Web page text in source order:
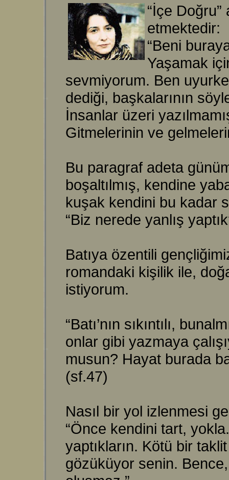
“İçe
etmektedir:
“Beni
Yaşamak
sevmiyorum. Ben
dediği, başkalarının
İnsanlar üzeri
Gitmelerinin ve
Bu paragraf adeta
boşaltılmış, kendine
kuşak kendini bu kadar
“Biz nerede yanlış
Batıya özentili
romandaki kişilik ile,
istiyorum.
“Batı’nın sıkıntılı,
onlar gibi yazmaya
musun? Hayat burada
(sf.47)
Nasıl bir yol izlenmesi
“Önce kendini tart,
yaptıkların. Kötü bir
gözüküyor senin.